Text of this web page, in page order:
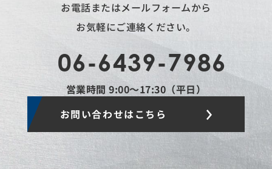
お電話またはメールフォームから
お気軽にご連絡ください。
06-6439-7986
営業時間 9:00〜17:30（平日）
お問い合わせはこちら